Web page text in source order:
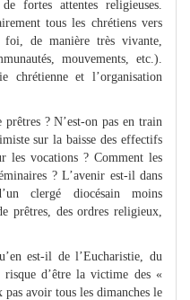
fortes attentes religieuses.
tous les chrétiens vers
de manière très vivante,
mouvements, etc.).
et l’organisation
? N’est-on pas en train
sur la baisse des effectifs
les vocations ? Comment les
? L’avenir est-il dans
clergé diocésain moins
prêtres, des ordres religieux,
est-il de l’Eucharistie, du
risque d’être la victime des «
avoir tous les dimanches le